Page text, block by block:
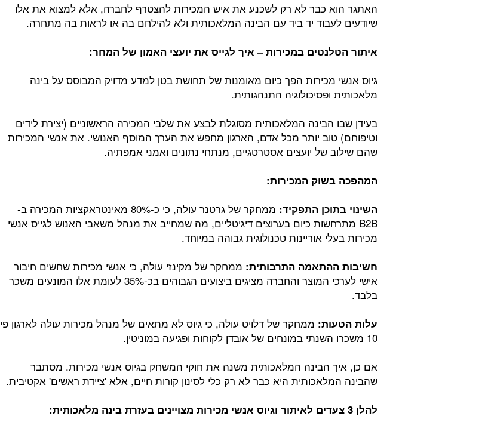
האתגר הוא כבר לא רק לשכנע את איש המכירות להצטרף לחברה, אלא למצוא את אלו
שיודעים לעבוד יד ביד עם הבינה המלאכותית ולא להילחם בה או לראות בה מתחרה.
איתור הטלנטים במכירות – איך לגייס את יועצי האמון של המחר:
גיוס אנשי מכירות הפך כיום מאומנות של תחושת בטן למדע מדויק המבוסס על בינה
מלאכותית ופסיכולוגיה התנהגותית.
בעידן שבו הבינה המלאכותית מסוגלת לבצע את שלבי המכירה הראשוניים (יצירת לידים
וטיפוחם) טוב יותר מכל אדם, הארגון מחפש את הערך המוסף האנושי. את אנשי המכירות
שהם שילוב של יועצים אסטרטגיים, מנתחי נתונים ואמני אמפתיה.
המהפכה בשוק המכירות:
השינוי בתוכן התפקיד:
ממחקר של גרטנר עולה, כי כ-80% מאינטראקציות המכירה ב-
B2B מתרחשות כיום בערוצים דיגיטליים, מה שמחייב את מנהל משאבי האנוש לגייס אנשי
מכירות בעלי אוריינות טכנולוגית גבוהה במיוחד.
חשיבות ההתאמה התרבותית: ממחקר של מקינזי עולה, כי אנשי מכירות שחשים חיבור
אישי לערכי המוצר והחברה מציגים ביצועים הגבוהים בכ-35% לעומת אלו המונעים משכר
בלבד.
עלות הטעות: ממחקר של דלויט עולה, כי גיוס לא מתאים של מנהל מכירות עולה לארגון פי
10 משכרו השנתי במונחים של אובדן לקוחות ופגיעה במוניטין.
אם כן, איך הבינה המלאכותית משנה את חוקי המשחק בגיוס אנשי מכירות. מסתבר
שהבינה המלאכותית היא כבר לא רק כלי לסינון קורות חיים, אלא 'ציידת ראשים' אקטיבית.
להלן 3 צעדים לאיתור וגיוס אנשי מכירות מצויינים בעזרת בינה מלאכותית: